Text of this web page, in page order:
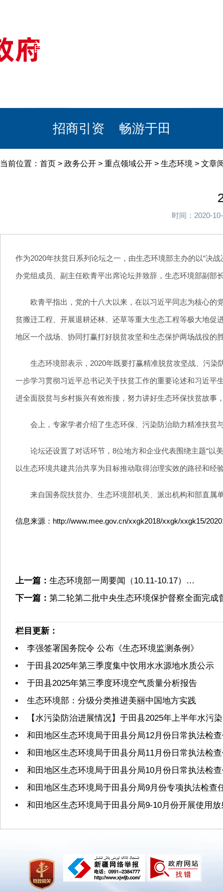
首页
招商引资 畅游于田
当前位置： 首页 > 政务公开 > 重点领域公开 > 生态环境 > 文章
时间：2020-
作为2020年扶贫日系列论坛之一，由生态环境部主办的以“决
办党组成员、副主任欧青平出席论坛并致辞，生态环境部副部
欧青平指出，党的十八大以来，在以习近平同志为核心的
贫搬迁工程、开展退耕还林、还草等重大生态工程等极大地
地区一个战场、协同打赢打好脱贫攻坚和生态保护两场战役的
生态环境部表示，2020年既要打赢精准脱贫攻坚战、污染
一步学习贯彻习近平总书记关于扶贫工作的重要论述和习近平
进全面脱贫与乡村振兴有效衔接，努力讲好生态环保扶贫故事
会上，专家学者介绍了生态环保、污染防治助力精准扶贫
论坛还设置了对话环节，8位地方和企业代表围绕主题“以
以生态环境共建共治共享为目标推动取得治理实效的路径和经
来自国务院扶贫办、生态环境部机关、派出机构和部直属
信息来源：http://www.mee.gov.cn/xxgk2018/xxgk/xxgk15/
上一篇： 生态环境部一周要闻（10.11-10.17）…
下一篇： 第二轮第二批中央生态环境保护督察全面完成
栏目更新：
李强签署国务院令 公布《生态环境监测条例》
于田县2025年第三季度集中饮用水水源地水质公示
于田县2025年第三季度环境空气质量分析报告
生态环境部：分级分类推进美丽中国地方实践
【水污染防治进展情况】于田县2025年上半年水污
和田地区生态环境局于田县分局12月份日常执法检
和田地区生态环境局于田县分局11月份日常执法检
和田地区生态环境局于田县分局10月份日常执法检
和田地区生态环境局于田县分局9月份专项执法检查
和田地区生态环境局于田县分局9-10月份开展使用